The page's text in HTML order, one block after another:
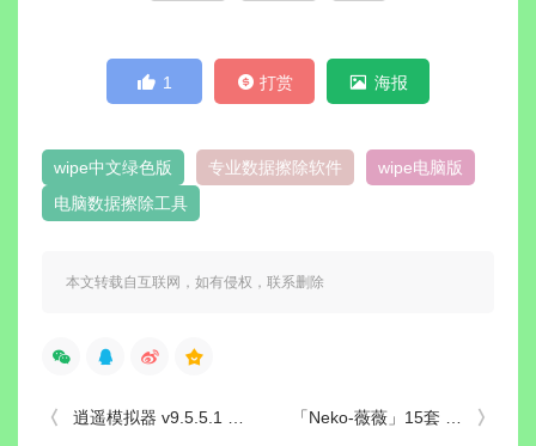
1 打赏 海报
wipe中文绿色版 专业数据擦除软件
wipe电脑版
电脑数据擦除工具
本文转载自互联网，如有侵权，联系删除
逍遥模拟器 v9.5.5.1 去广告精简优化版 「Neko-薇薇」15套 COS作品写真合集[持续更新],中国Coser圈的耀眼明星！